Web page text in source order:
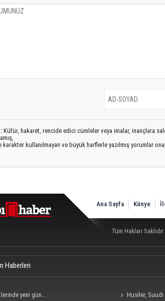
Küfür, hakaret, rencide edici cümleler veya imalar, inançlara
karakter kullanılmayan ve büyük harflerle yazılmış yorumlar
Ana Sayfa Künye
Tüm Hakları
Haberleri
yeni gün... Husiler, Suudi